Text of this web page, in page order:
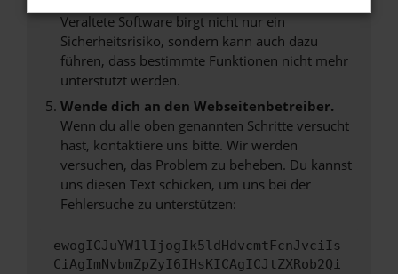
Veraltete Software birgt nicht nur ein
Sicherheitsrisiko, sondern kann auch dazu
führen, dass bestimmte Funktionen nicht mehr
unterstützt werden.
Wende dich an den Webseitenbetreiber.
Wenn du alle oben genannten Schritte versucht
hast, kontaktiere uns bitte. Wir werden
versuchen, das Problem zu beheben. Du kannst
uns diesen Text schicken, um uns bei der
Fehlersuche zu unterstützen:
ewogICJuYW1lIjogIk5ldHdvcmtFcnJvciIs
CiAgImNvbmZpZyI6IHsKICAgICJtZXRob2Qi